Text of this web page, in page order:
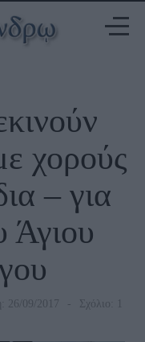
χορούς
– για
Άγιου
26/09/2017 Σχόλιο: 1